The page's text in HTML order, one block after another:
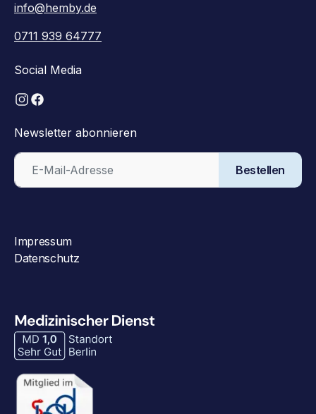
info@hemby.de
0711 939 64777
Social Media
Newsletter abonnieren
Bestellen
Impressum
Datenschutz